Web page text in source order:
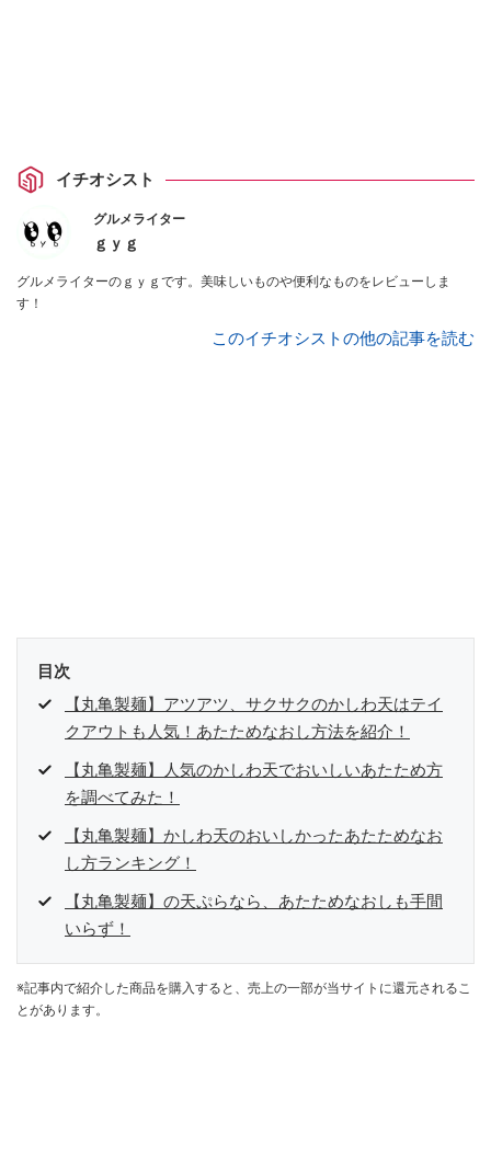
イチオシスト
グルメライター
ｇｙｇ
グルメライターのｇｙｇです。美味しいものや便利なものをレビューしま
す！
このイチオシストの他の記事を読む
目次
【丸亀製麺】アツアツ、サクサクのかしわ天はテイ
クアウトも人気！あたためなおし方法を紹介！
【丸亀製麺】人気のかしわ天でおいしいあたため方
を調べてみた！
【丸亀製麺】かしわ天のおいしかったあたためなお
し方ランキング！
【丸亀製麺】の天ぷらなら、あたためなおしも手間
いらず！
※記事内で紹介した商品を購入すると、売上の一部が当サイトに還元されるこ
とがあります。